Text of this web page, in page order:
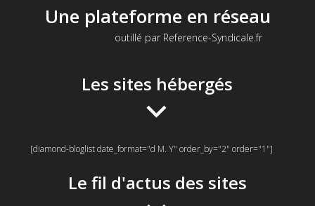
Une plateforme en réseau
outillé par Reference-Syndicale.fr
Les sites hébergés
[diamond-bloglist date_format="d M. Y" order_by="2" order="1"]
Le fil d'actus des sites